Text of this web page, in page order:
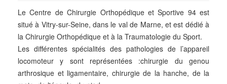
Le Centre de Chirurgie Orthopédique et Sportive 94 est
situé à Vitry-sur-Seine, dans le val de Marne, et est dédié à
la Chirurgie Orthopédique et à la Traumatologie du Sport.
Les différentes spécialités des pathologies de l’appareil
locomoteur y sont représentées :chirurgie du genou
arthrosique et ligamentaire, chirurgie de la hanche, de la